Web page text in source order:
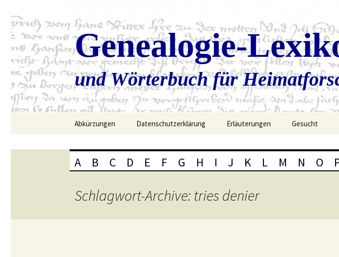
Genealogie-
und Wörterbuch für
Abkürzungen Datenschutzerklärung Erläuterungen Gesucht
A B C D E F G H I J K L M N O
Schlagwort-Archive: tries denier